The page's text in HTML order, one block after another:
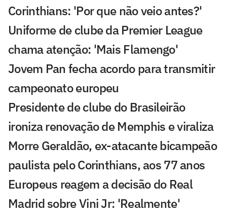
Corinthians: 'Por que não veio antes?'
Uniforme de clube da Premier League
chama atenção: 'Mais Flamengo'
Jovem Pan fecha acordo para transmitir
campeonato europeu
Presidente de clube do Brasileirão
ironiza renovação de Memphis e viraliza
Morre Geraldão, ex-atacante bicampeão
paulista pelo Corinthians, aos 77 anos
Europeus reagem a decisão do Real
Madrid sobre Vini Jr: 'Realmente'